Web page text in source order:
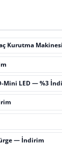
Kurutma
Mini LED — %3
— İndirim